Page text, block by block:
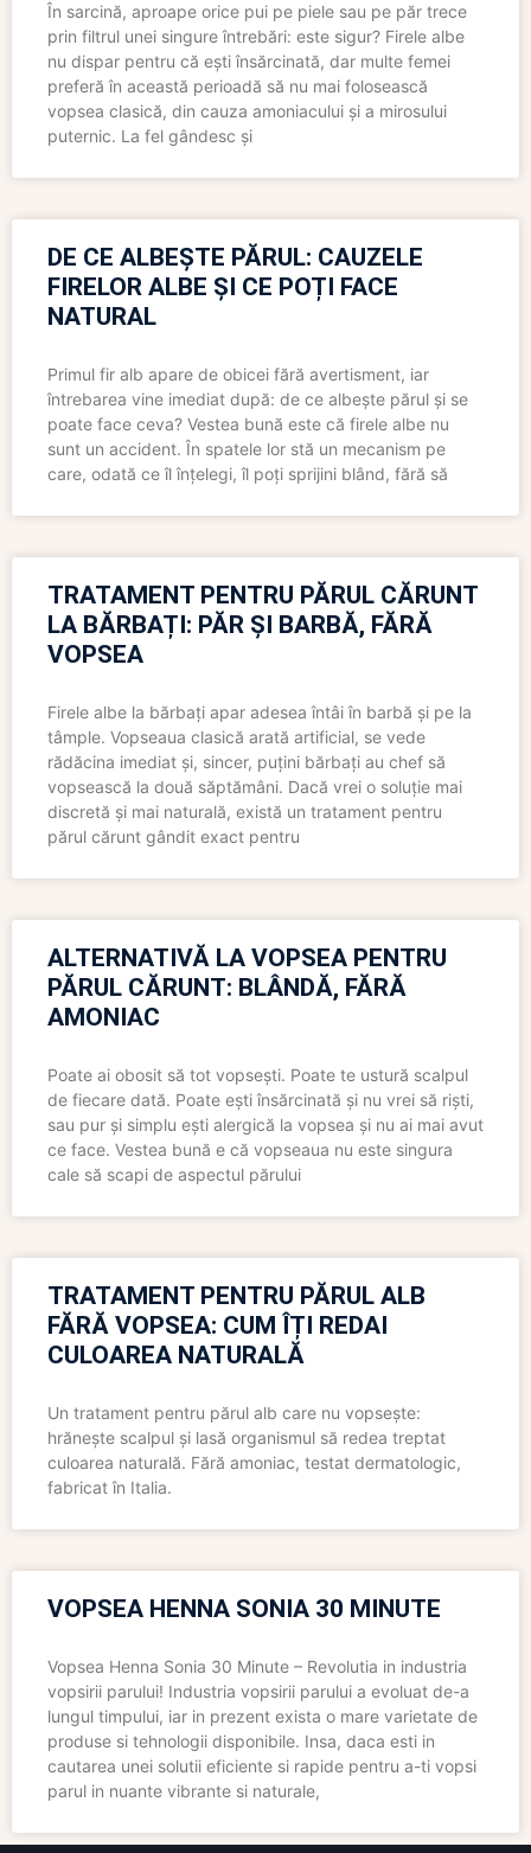
În sarcină, aproape orice pui pe piele sau pe păr trece
prin filtrul unei singure întrebări: este sigur? Firele albe
nu dispar pentru că ești însărcinată, dar multe femei
preferă în această perioadă să nu mai folosească
vopsea clasică, din cauza amoniacului și a mirosului
puternic. La fel gândesc și
DE CE ALBEȘTE PĂRUL: CAUZELE
FIRELOR ALBE ȘI CE POȚI FACE
NATURAL
Primul fir alb apare de obicei fără avertisment, iar
întrebarea vine imediat după: de ce albește părul și se
poate face ceva? Vestea bună este că firele albe nu
sunt un accident. În spatele lor stă un mecanism pe
care, odată ce îl înțelegi, îl poți sprijini blând, fără să
TRATAMENT PENTRU PĂRUL CĂRUNT
LA BĂRBAȚI: PĂR ȘI BARBĂ, FĂRĂ
VOPSEA
Firele albe la bărbați apar adesea întâi în barbă și pe la
tâmple. Vopseaua clasică arată artificial, se vede
rădăcina imediat și, sincer, puțini bărbați au chef să
vopsească la două săptămâni. Dacă vrei o soluție mai
discretă și mai naturală, există un tratament pentru
părul cărunt gândit exact pentru
ALTERNATIVĂ LA VOPSEA PENTRU
PĂRUL CĂRUNT: BLÂNDĂ, FĂRĂ
AMONIAC
Poate ai obosit să tot vopsești. Poate te ustură scalpul
de fiecare dată. Poate ești însărcinată și nu vrei să riști,
sau pur și simplu ești alergică la vopsea și nu ai mai avut
ce face. Vestea bună e că vopseaua nu este singura
cale să scapi de aspectul părului
TRATAMENT PENTRU PĂRUL ALB
FĂRĂ VOPSEA: CUM ÎȚI REDAI
CULOAREA NATURALĂ
Un tratament pentru părul alb care nu vopsește:
hrănește scalpul și lasă organismul să redea treptat
culoarea naturală. Fără amoniac, testat dermatologic,
fabricat în Italia.
VOPSEA HENNA SONIA 30 MINUTE
Vopsea Henna Sonia 30 Minute – Revolutia in industria
vopsirii parului! Industria vopsirii parului a evoluat de-a
lungul timpului, iar in prezent exista o mare varietate de
produse si tehnologii disponibile. Insa, daca esti in
cautarea unei solutii eficiente si rapide pentru a-ti vopsi
parul in nuante vibrante si naturale,